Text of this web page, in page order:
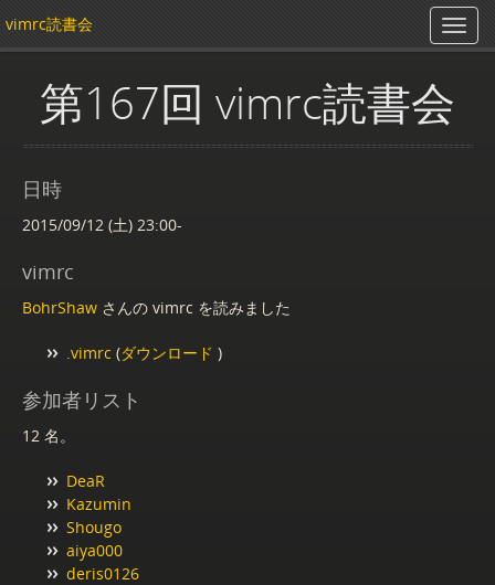
vimrc読書会
第167回 vimrc読書会
日時
2015/09/12 (土) 23:00-
vimrc
BohrShaw さんの vimrc を読みました
.vimrc (ダウンロード )
参加者リスト
12 名。
DeaR
Kazumin
Shougo
aiya000
deris0126